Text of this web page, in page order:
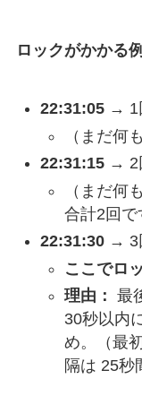
ロックがかかる例
22:31:05→ 1
（まだ何
22:31:15→ 2
（まだ何
合計2回で
22:31:30→ 3
ここでロ
理由： 最
30秒以内
め。（最
隔は 25秒